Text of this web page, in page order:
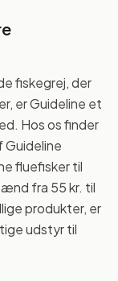
fiskegrej, der
er Guideline et
Hos os finder
fluefisker til
fra 55 kr. til
produkter, er
udstyr til